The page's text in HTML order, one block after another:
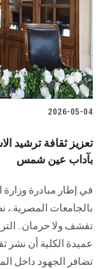
2026-05-04
تعزيز ثقافة
بآداب عين شمس
في إطار مبادرة وزارة
بالجامعات
تقشف ولا حرمان..
عميدة الكلية أن نشر
تضافر الجهود داخل